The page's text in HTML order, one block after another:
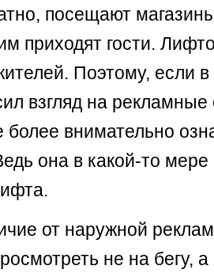
посещают
приходят гости.
Поэтому, если
взгляд на рекламные
более внимательно
она в какой-то мере
от наружной
не на бегу,